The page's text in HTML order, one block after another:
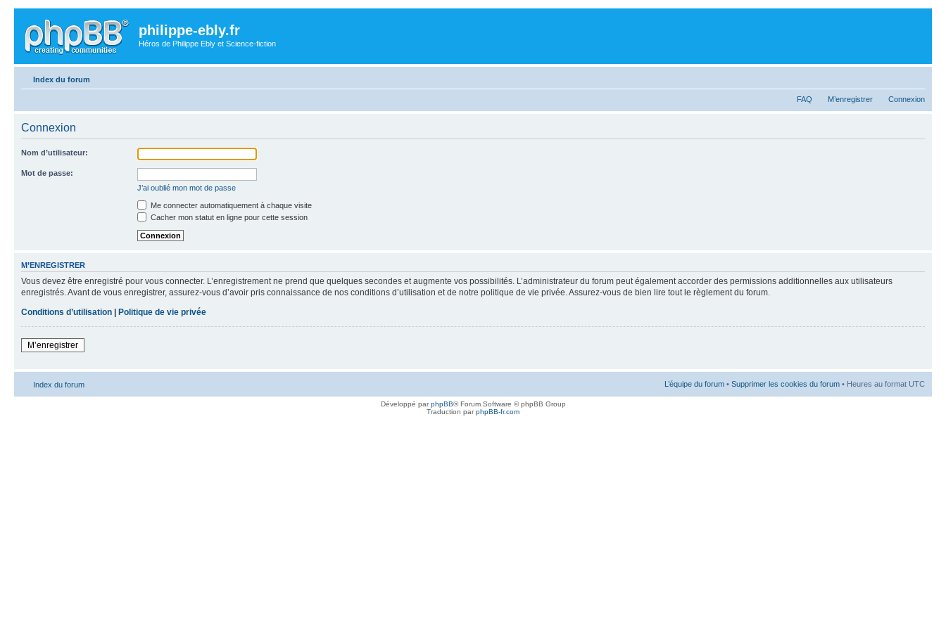
philippe-ebly.fr
Héros de Philippe Ebly et Science-fiction
Index du forum
FAQ M’enregistrer Connexion
Connexion
Nom d’utilisateur:
Mot de passe:
J’ai oublié mon mot de passe
Me connecter automatiquement à chaque visite
Cacher mon statut en ligne pour cette session
M’ENREGISTRER
Vous devez être enregistré pour vous connecter. L’enregistrement ne prend que quelques secondes et augmente vos possibilités. L’administrateur du forum peut également accorder des permissions additionnelles aux utilisateurs
enregistrés. Avant de vous enregistrer, assurez-vous d’avoir pris connaissance de nos conditions d’utilisation et de notre politique de vie privée. Assurez-vous de bien lire tout le règlement du forum.
Conditions d’utilisation
Politique de vie privée
M’enregistrer
Index du forum L’équipe du forum • Supprimer les cookies du forum • Heures au format UTC
Développé parphpBB® Forum Software © phpBB Group
Traduction parphpBB-fr.com